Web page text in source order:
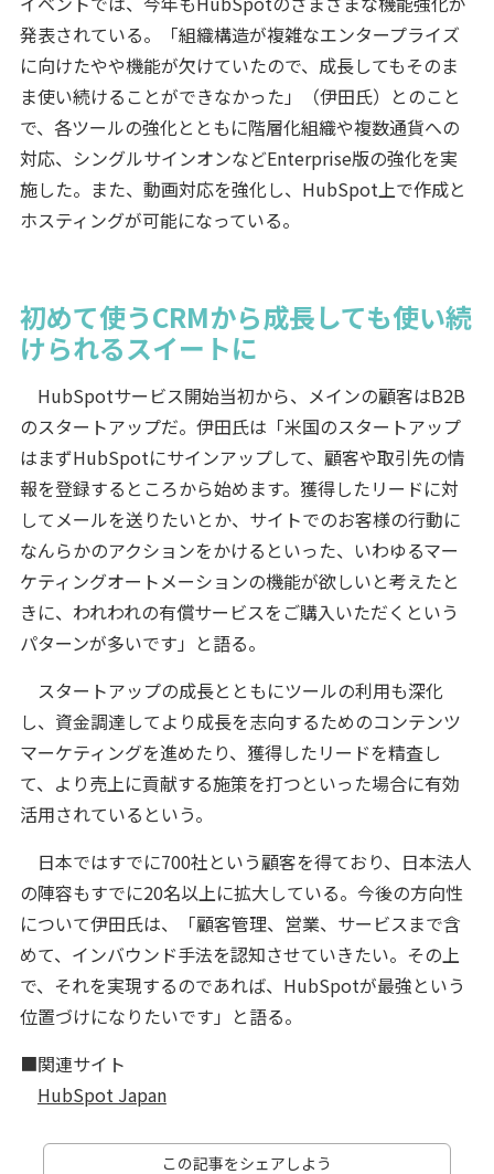
発表されている。「組織構造が複雑なエンタープライズ
に向けたやや機能が欠けていたので、成長してもそのま
ま使い続けることができなかった」（伊田氏）とのこと
で、各ツールの強化とともに階層化組織や複数通貨への
対応、シングルサインオンなどEnterprise版の強化を実
施した。また、動画対応を強化し、HubSpot上で作成と
ホスティングが可能になっている。
初めて使うCRMから成長しても使い続
けられるスイートに
HubSpotサービス開始当初から、メインの顧客はB2B
のスタートアップだ。伊田氏は「米国のスタートアップ
はまずHubSpotにサインアップして、顧客や取引先の情
報を登録するところから始めます。獲得したリードに対
してメールを送りたいとか、サイトでのお客様の行動に
なんらかのアクションをかけるといった、いわゆるマー
ケティングオートメーションの機能が欲しいと考えたと
きに、われわれの有償サービスをご購入いただくという
パターンが多いです」と語る。
スタートアップの成長とともにツールの利用も深化
し、資金調達してより成長を志向するためのコンテンツ
マーケティングを進めたり、獲得したリードを精査し
て、より売上に貢献する施策を打つといった場合に有効
活用されているという。
日本ではすでに700社という顧客を得ており、日本法人
の陣容もすでに20名以上に拡大している。今後の方向性
について伊田氏は、「顧客管理、営業、サービスまで含
めて、インバウンド手法を認知させていきたい。その上
で、それを実現するのであれば、HubSpotが最強という
位置づけになりたいです」と語る。
■関連サイト
HubSpot Japan
この記事をシェアしよう